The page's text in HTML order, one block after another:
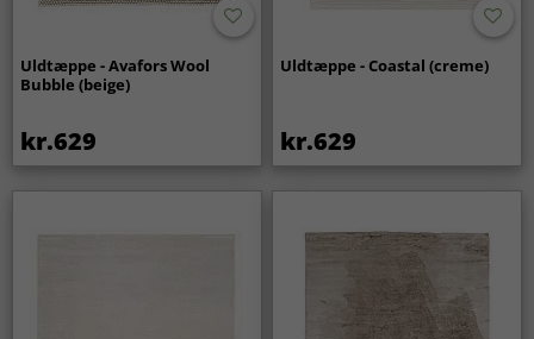
Uldtæppe - Avafors Wool
Bubble (beige)
kr.629
Uldtæppe - Coastal (creme)
kr.629